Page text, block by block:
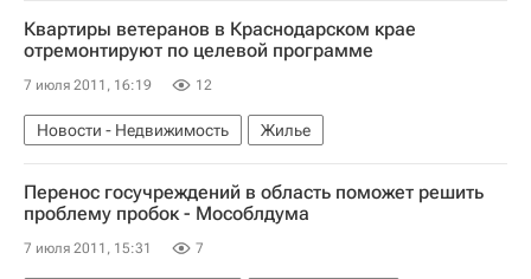
Квартиры ветеранов в Краснодарском крае
отремонтируют по целевой программе
7 июля 2011, 16:19 12
Новости - Недвижимость Жилье
Перенос госучреждений в область поможет решить
проблему пробок - Мособлдума
7 июля 2011, 15:31 7